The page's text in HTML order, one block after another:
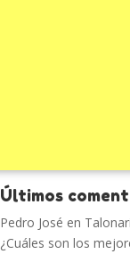
Últimos
Pedro José en
¿Cuáles son los